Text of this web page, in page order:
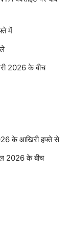
में
2026 के बीच
के आखिरी हफ्ते से
2026 के बीच